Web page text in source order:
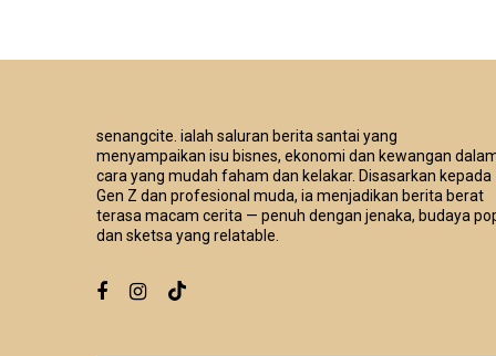
senangcite. ialah saluran berita santai yang
menyampaikan isu bisnes, ekonomi dan kewangan
cara yang mudah faham dan kelakar. Disasarkan kepada
Gen Z dan profesional muda, ia menjadikan berita berat
terasa macam cerita — penuh dengan jenaka, budaya
dan sketsa yang relatable.